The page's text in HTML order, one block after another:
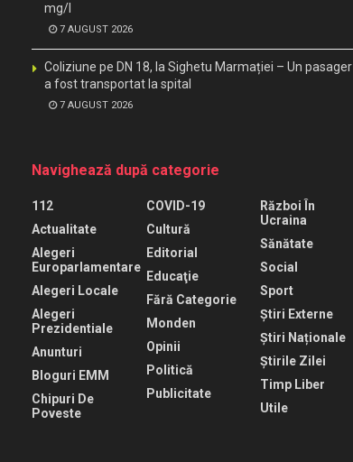
mg/l
7 AUGUST 2026
Coliziune pe DN 18, la Sighetu Marmației – Un pasager
a fost transportat la spital
7 AUGUST 2026
Navighează după categorie
112
Actualitate
Alegeri
Europarlamentare
Alegeri Locale
Alegeri
Prezidentiale
Anunturi
Bloguri EMM
Chipuri De
Poveste
COVID-19
Cultură
Editorial
Educaţie
Fără Categorie
Monden
Opinii
Politică
Publicitate
Război În
Ucraina
Sănătate
Social
Sport
Știri Externe
Știri Naționale
Știrile Zilei
Timp Liber
Utile